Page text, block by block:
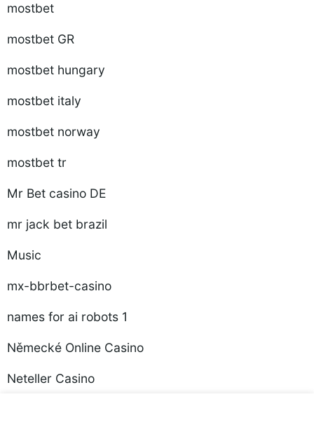
mostbet
mostbet GR
mostbet hungary
mostbet italy
mostbet norway
mostbet tr
Mr Bet casino DE
mr jack bet brazil
Music
mx-bbrbet-casino
names for ai robots 1
Německé Online Casino
Neteller Casino